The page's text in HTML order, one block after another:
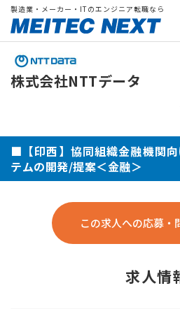
製造業・メーカー・ITのエンジニア転職なら
株式会社NTTデータ
■【印西】協同組織金融機関
テムの開発/提案＜金融＞
この求人への応募・
求人情